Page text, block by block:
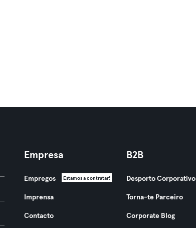
Empresa
Empregos Estamos a contratar!
Imprensa
Contacto
B2B
Desporto Corporativo
Torna-te Parceiro
Corporate Blog